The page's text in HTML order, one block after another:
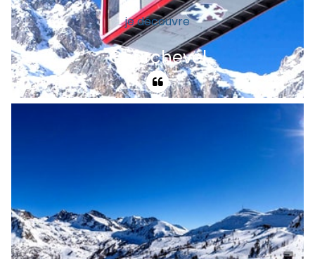
Courchevel
je découvre